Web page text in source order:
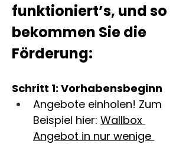
funktioniert’s, und so
bekommen Sie die
Förderung:
Schritt 1: Vorhabensbeginn
Angebote einholen! Zum
Beispiel hier: Wallbox
Angebot in nur wenige